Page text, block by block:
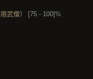
武僧） [75 - 100]%